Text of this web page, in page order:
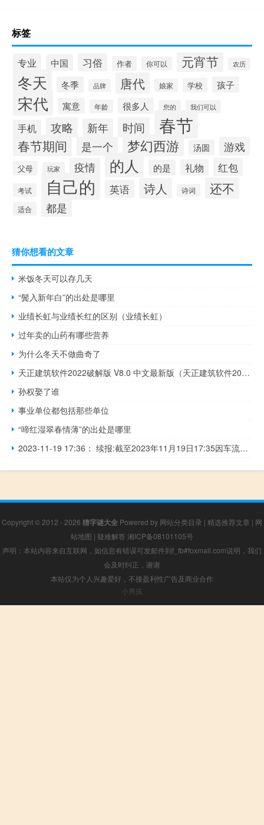
标签
专业 中国 习俗 作者 你可以 元宵节 农历
冬天 冬季 品牌 唐代 娘家 学校 孩子
宋代 寓意 年龄 很多人 您的 我们可以
手机 攻略 新年 时间 春节
春节期间 是一个 梦幻西游 汤圆 游戏
父母 玩家 疫情 的人 的是 礼物 红包
考试 自己的 英语 诗人 诗词 还不
适合 都是
猜你想看的文章
米饭冬天可以存几天
“鬓入新年白”的出处是哪里
业绩长虹与业绩长红的区别（业绩长虹）
过年卖的山药有哪些营养
为什么冬天不做曲奇了
天正建筑软件2022破解版 V8.0 中文最新版（天正建筑软件2022破解版 V8.0 中文最新版功能简介）
孙权娶了谁
事业单位都包括那些单位
“啼红湿翠春情薄”的出处是哪里
2023-11-19 17:36： 续报:截至2023年11月19日17:35因车流量大,绕城高速内环方向雁塔至高新之间、田王至曲江之间、未央至杏园之间,外环方向丈八至雁塔之间、新筑至杏园之间,六村堡至经开之间双向车流量大,未央北出入口、新筑、长安路、河池寨收费站出口通行缓慢。 ​​​
Copyright © 2012 - 2026 猜字谜大全 Powered by 网站分类目录 | 精选推荐文章 | 网
站地图 | 疑难解答 湘ICP备08101105号
声明：本站内容来自互联网，如信息有错误可发邮件到f_fb#foxmail.com说明，我们
会及时纠正，谢谢
本站仅为个人兴趣爱好，不接盈利性广告及商业合作
小男孩